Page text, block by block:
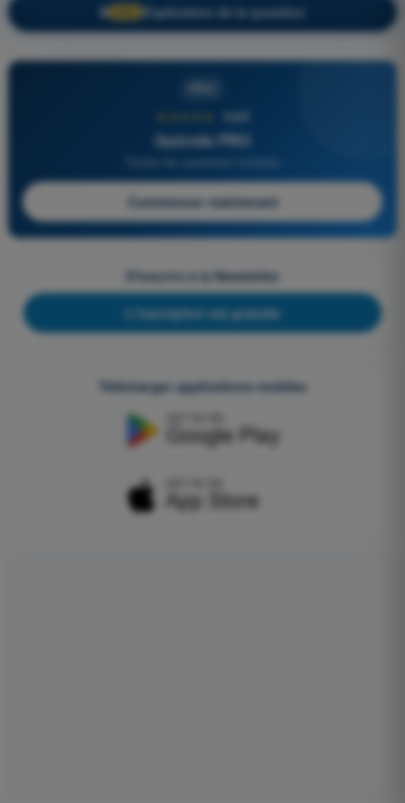
🔒 Explication de la question
4,6/5
Quizvds PRO
Commencer maintenant
S'inscrire à la Newsletter
L'inscription est gratuite
Télécharger applications mobiles